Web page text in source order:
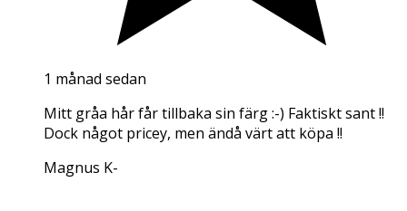
1 månad sedan
Mitt gråa hår får tillbaka sin färg :-) Faktiskt sant !!
Dock något pricey, men ändå värt att köpa !!
Magnus K-